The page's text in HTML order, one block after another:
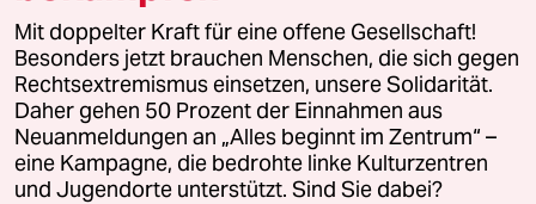
genossenschaft
taz zahl ich
recherchefonds ausland
Mit doppelter Kraft für eine offene Gesellschaft!
Besonders jetzt brauchen Menschen, die sich gegen
Rechtsextremismus einsetzen, unsere Solidarität.
Daher gehen 50 Prozent der Einnahmen aus
Neuanmeldungen an „Alles beginnt im Zentrum“ –
eine Kampagne, die bedrohte linke Kulturzentren
und Jugendorte unterstützt. Sind Sie dabei?